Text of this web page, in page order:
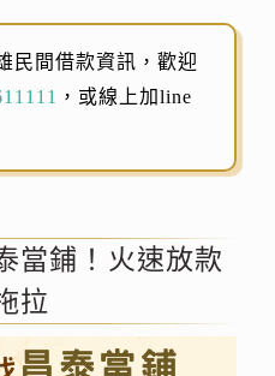
民間借款資訊，歡迎
，或線上加line
當鋪！火速放款
拉